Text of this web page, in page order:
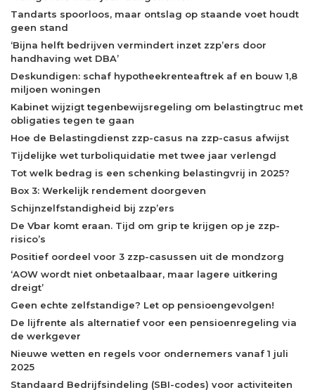
Tandarts spoorloos, maar ontslag op staande voet houdt
geen stand
‘Bijna helft bedrijven vermindert inzet zzp’ers door
handhaving wet DBA’
Deskundigen: schaf hypotheekrenteaftrek af en bouw 1,8
miljoen woningen
Kabinet wijzigt tegenbewijsregeling om belastingtruc met
obligaties tegen te gaan
Hoe de Belastingdienst zzp-casus na zzp-casus afwijst
Tijdelijke wet turboliquidatie met twee jaar verlengd
Tot welk bedrag is een schenking belastingvrij in 2025?
Box 3: Werkelijk rendement doorgeven
Schijnzelfstandigheid bij zzp’ers
De Vbar komt eraan. Tijd om grip te krijgen op je zzp-
risico’s
Positief oordeel voor 3 zzp-casussen uit de mondzorg
‘AOW wordt niet onbetaalbaar, maar lagere uitkering
dreigt’
Geen echte zelfstandige? Let op pensioengevolgen!
De lijfrente als alternatief voor een pensioenregeling via
de werkgever
Nieuwe wetten en regels voor ondernemers vanaf 1 juli
2025
Standaard Bedrijfsindeling (SBI-codes) voor activiteiten